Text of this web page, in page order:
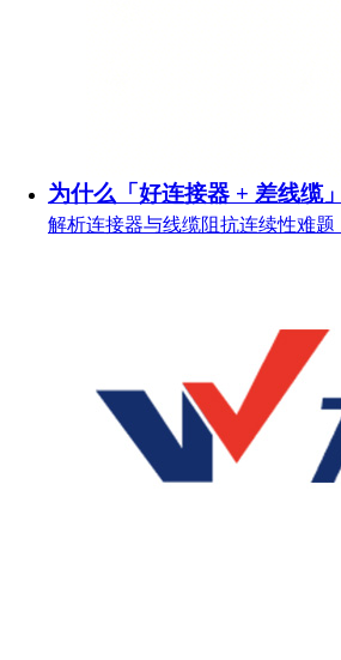
为什么「好连接器 + 差线缆
解析连接器与线缆阻抗连续性难